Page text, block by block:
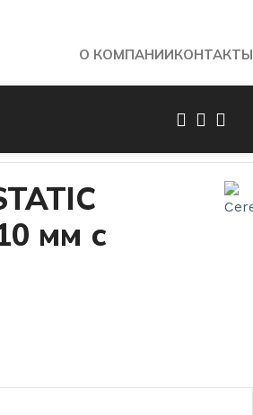
О КОМПАНИИКОНТАКТЫ
мм с